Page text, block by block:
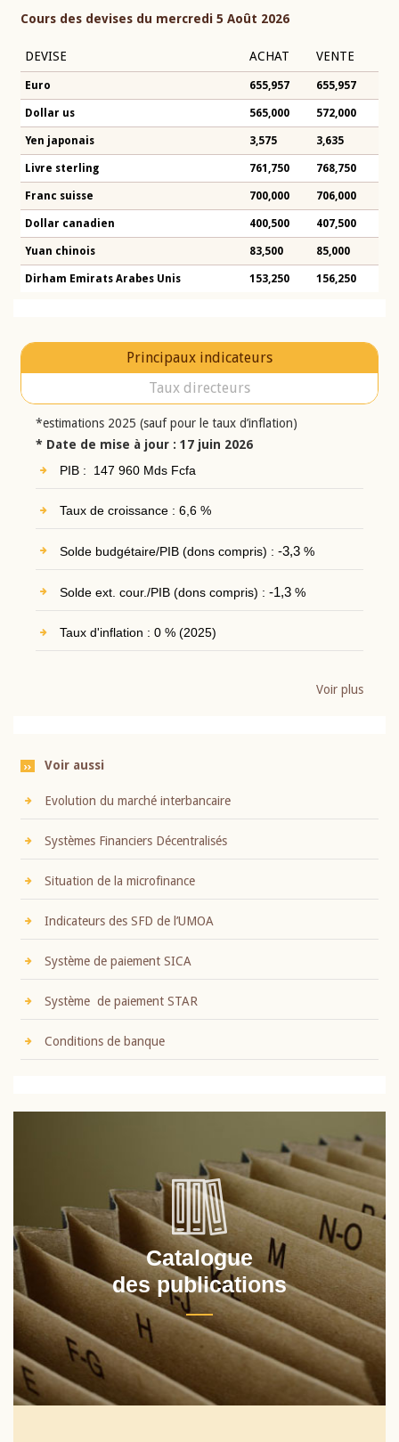
Cours des devises du mercredi 5 Août 2026
DEVISE ACHAT VENTE
Euro 655,957 655,957
Dollar us 565,000 572,000
Yen japonais 3,575 3,635
Livre sterling 761,750 768,750
Franc suisse 700,000 706,000
Dollar canadien 400,500 407,500
Yuan chinois 83,500 85,000
Dirham Emirats Arabes Unis 153,250 156,250
Principaux indicateurs
Taux directeurs
*estimations 2025 (sauf pour le taux d’inflation)
* Date de mise à jour : 17 juin 2026
PIB : 147 960 Mds Fcfa
Taux de croissance : 6,6 %
Solde budgétaire/PIB (dons compris) : -3,3%
Solde ext. cour./PIB (dons compris) : -1,3%
Taux d'inflation : 0 % (2025)
Voir plus
Voir aussi
Evolution du marché interbancaire
Systèmes Financiers Décentralisés
Situation de la microfinance
Indicateurs des SFD de l’UMOA
Système de paiement SICA
Système de paiement STAR
Conditions de banque
Catalogue
des publications